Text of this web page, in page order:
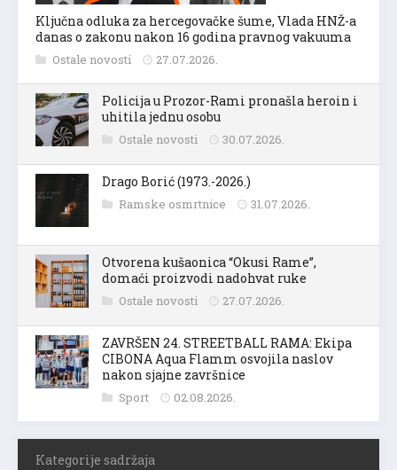
Ključna odluka za hercegovačke šume, Vlada HNŽ-a
danas o zakonu nakon 16 godina pravnog vakuuma
Ostale novosti 27.07.2026.
Policija u Prozor-Rami pronašla heroin i
uhitila jednu osobu
Ostale novosti 30.07.2026.
Drago Borić (1973.-2026.)
Ramske osmrtnice 31.07.2026.
Otvorena kušaonica “Okusi Rame”,
domaći proizvodi nadohvat ruke
Ostale novosti 27.07.2026.
ZAVRŠEN 24. STREETBALL RAMA: Ekipa
CIBONA Aqua Flamm osvojila naslov
nakon sjajne završnice
Sport 02.08.2026.
Kategorije sadržaja